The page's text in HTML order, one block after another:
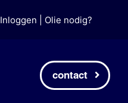
Inloggen Olie nodig?
contact